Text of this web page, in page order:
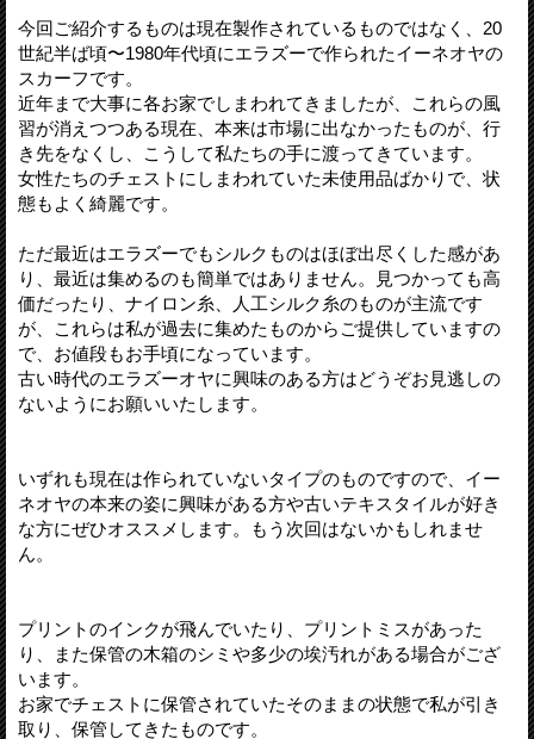
今回ご紹介するものは現在製作されているものではなく、20
世紀半ば頃〜1980年代頃にエラズーで作られたイーネオヤの
スカーフです。
近年まで大事に各お家でしまわれてきましたが、これらの風
習が消えつつある現在、本来は市場に出なかったものが、行
き先をなくし、こうして私たちの手に渡ってきています。
女性たちのチェストにしまわれていた未使用品ばかりで、状
態もよく綺麗です。
ただ最近はエラズーでもシルクものはほぼ出尽くした感があ
り、最近は集めるのも簡単ではありません。見つかっても高
価だったり、ナイロン糸、人工シルク糸のものが主流です
が、これらは私が過去に集めたものからご提供していますの
で、お値段もお手頃になっています。
古い時代のエラズーオヤに興味のある方はどうぞお見逃しの
ないようにお願いいたします。
いずれも現在は作られていないタイプのものですので、イー
ネオヤの本来の姿に興味がある方や古いテキスタイルが好き
な方にぜひオススメします。もう次回はないかもしれませ
ん。
プリントのインクが飛んでいたり、プリントミスがあった
り、また保管の木箱のシミや多少の埃汚れがある場合がござ
います。
お家でチェストに保管されていたそのままの状態で私が引き
取り、保管してきたものです。